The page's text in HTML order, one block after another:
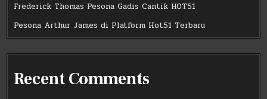
Frederick Thomas Pesona Gadis Cantik HOT51
Pesona Arthur James di Platform Hot51 Terbaru
Recent Comments